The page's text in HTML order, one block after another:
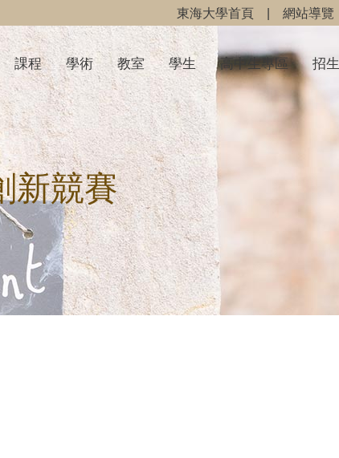
東海大學首頁 | 網站導覽
課程 學術 教室 學生 高中生專區 招生
新競賽